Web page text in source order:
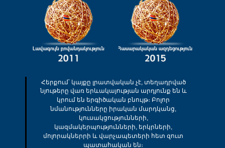
Հերքում՝ կայքը լրատվական չէ, տեղադրված
նյութերը վառ երևակայության արդյունք են և
կրում են երգիծական բնույթ։ Բոլոր
նմանությունները իրական մարդկանց,
կուսակցությունների,
կազմակերպությունների, երկրների,
մոլորակներրի և վարչապետերի հետ զուտ
պատահական են։